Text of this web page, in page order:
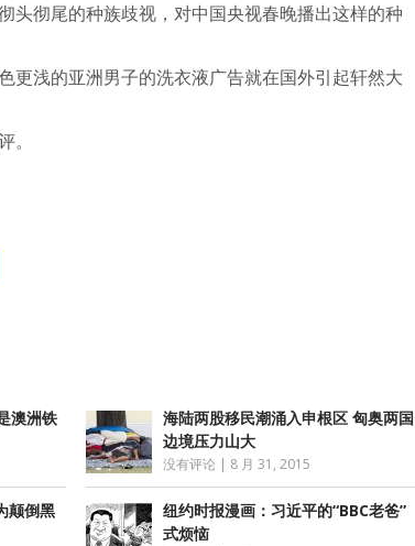
头彻尾的种族歧视，对中国央视春晚播出这样的种
更浅的亚洲男子的洗衣液广告就在国外引起轩然大
澳洲铁
海陆两股移民潮涌入申根区 匈奥两国
边境压力山大
没有评论 | 8 月 31, 2015
颠倒黑
纽约时报漫画：习近平的“BBC老爸”
式烦恼